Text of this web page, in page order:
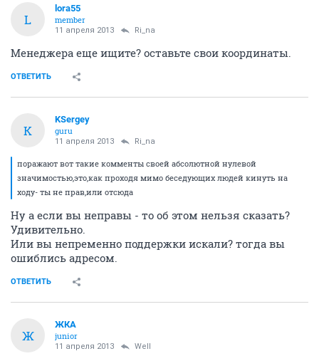
L
lora55
member
11 апреля 2013 Ri_na
Менеджера еще ищите? оставьте свои координаты.
ОТВЕТИТЬ
K
KSergey
guru
11 апреля 2013 Ri_na
поражают вот такие комменты своей абсолютной нулевой
значимостью,это,как проходя мимо беседующих людей кинуть на
ходу- ты не прав,или отсюда
Ну а если вы неправы - то об этом нельзя сказать?
Удивительно.
Или вы непременно поддержки искали? тогда вы
ошиблись адресом.
ОТВЕТИТЬ
Ж
ЖКА
junior
11 апреля 2013 Well